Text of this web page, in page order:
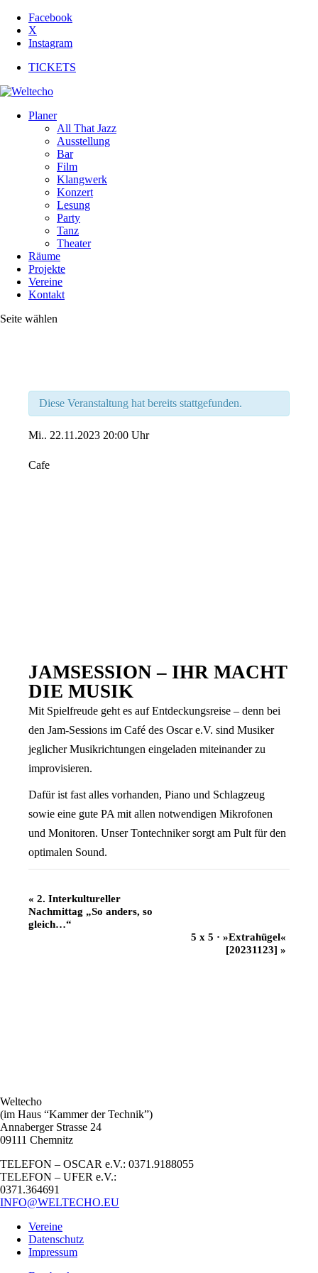
Facebook
X
Instagram
TICKETS
Planer
All That Jazz
Ausstellung
Bar
Film
Klangwerk
Konzert
Lesung
Party
Tanz
Theater
Räume
Projekte
Vereine
Kontakt
Seite wählen
Diese Veranstaltung hat bereits stattgefunden.
Mi.. 22.11.2023 20:00 Uhr
Cafe
JAMSESSION – IHR MACHT
DIE MUSIK
Mit Spielfreude geht es auf Entdeckungsreise – denn bei
den Jam-Sessions im Café des Oscar e.V. sind Musiker
jeglicher Musikrichtungen eingeladen miteinander zu
improvisieren.
Dafür ist fast alles vorhanden, Piano und Schlagzeug
sowie eine gute PA mit allen notwendigen Mikrofonen
und Monitoren. Unser Tontechniker sorgt am Pult für den
optimalen Sound.
Veranstaltung
Navigation
« 2. Interkultureller
Nachmittag „So anders, so
gleich…“
5 x 5 · »Extrahügel«
[20231123] »
Weltecho
(im Haus “Kammer der Technik”)
Annaberger Strasse 24
09111 Chemnitz
TELEFON – OSCAR e.V.: 0371.9188055
TELEFON – UFER e.V.:
0371.364691
INFO@WELTECHO.EU
Vereine
Datenschutz
Impressum